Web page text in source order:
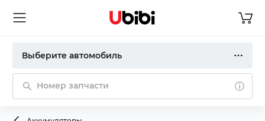
Выберите автомобиль
Номер запчасти